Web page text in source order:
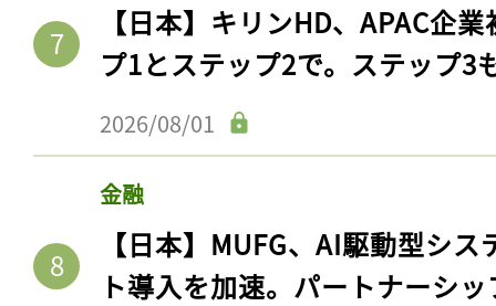
【日本】キリンHD、APAC企
プ1とステップ2で。ステップ3
2026/08/01
金融
【日本】MUFG、AI駆動型シ
ト導入を加速。パートナーシ